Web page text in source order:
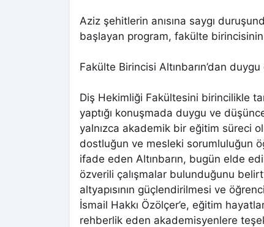
Aziz şehitlerin anısına saygı
başlayan program, fakülte
Fakülte Birincisi Altınbarın’dan
Diş Hekimliği Fakültesini birincilikle
yaptığı konuşmada duygu ve
yalnızca akademik bir eğitim süreci
dostluğun ve mesleki sorumluluğun
ifade eden Altınbarın, bugün elde
özverili çalışmalar bulunduğunu
altyapısının güçlendirilmesi ve
İsmail Hakkı Özölçer’e, eğitim
rehberlik eden akademisyenlere